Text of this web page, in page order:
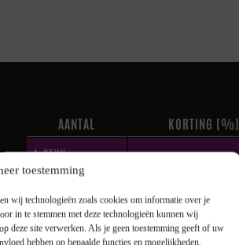
toestemming
wij technologieën zoals cookies om informatie over je
in te stemmen met deze technologieën kunnen wij
deze site verwerken. Als je geen toestemming geeft of uw
hebben op bepaalde functies en mogelijkheden.
AANTAL KORTING (%)
1STUK —
3 STUKS 15 %